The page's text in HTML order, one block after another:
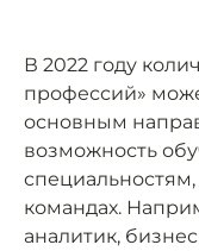
В 2022 году
профессий»
основным
возможность
командах.
аналитик,